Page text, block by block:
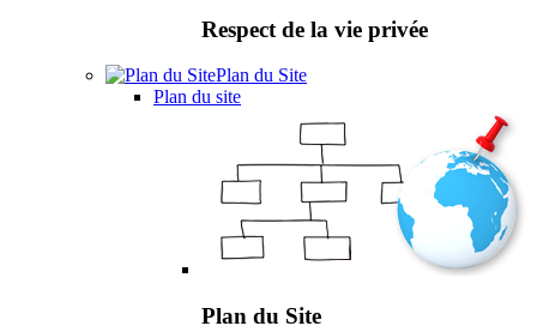
Respect de la vie privée
Plan du Site
Plan du site
Plan du Site